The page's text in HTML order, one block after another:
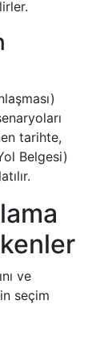
tarihte,
Belgesi)
ve
seçim